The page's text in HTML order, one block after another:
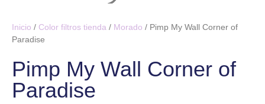
Inicio / Color filtros tienda / Morado / Pimp My Wall Corner of
Paradise
Pimp My Wall Corner of
Paradise